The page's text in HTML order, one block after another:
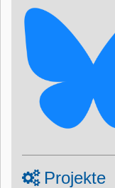
Projekte